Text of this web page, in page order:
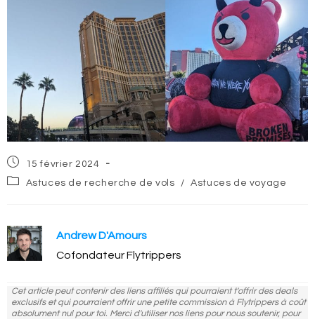
Post
published:
15 février 2024
PostAstuces de recherche de vols / Astuces de voyage
Andrew D'Amours
Cofondateur Flytrippers
Cet article peut contenir des liens affiliés qui pourraient t'offrir des deals
exclusifs et qui pourraient offrir une petite commission à Flytrippers à coût
absolument nul pour toi. Merci d'utiliser nos liens pour nous soutenir, pour